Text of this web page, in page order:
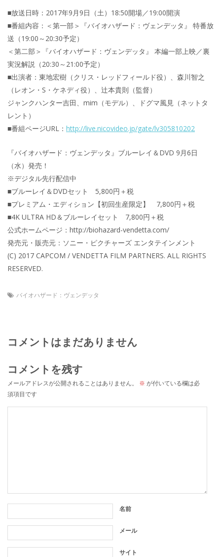
■放送日時：2017年9月9日（土）18:50開場／19:00開演
■番組内容：＜第一部＞『バイオハザード：ヴェンデッタ』 特番放
送（19:00～20:30予定）
＜第二部＞『バイオハザード：ヴェンデッタ』 本編一部上映／裏
実況解説（20:30～21:00予定）
■出演者：東地宏樹（クリス・レッドフィールド役）、森川智之
（レオン・S・ケネディ役）、辻本貴則（監督）
ジャンクハンター吉田、mim（モデル）、ドグマ風見（ネットタ
レント）
■番組ページURL： http://live.nicovideo.jp/gate/lv305810202
『バイオハザード：ヴェンデッタ』ブルーレイ＆DVD 9月6日
（水）発売！
※デジタル先行配信中
■ブルーレイ＆DVDセット 5,800円＋税
■プレミアム・エディション【初回生産限定】 7,800円＋税
■4K ULTRA HD＆ブルーレイセット 7,800円＋税
公式ホームページ：http://biohazard-vendetta.com/
発売元・販売元：ソニー・ピクチャーズ エンタテインメント
(C) 2017 CAPCOM / VENDETTA FILM PARTNERS. ALL RIGHTS
RESERVED.
バイオハザード：ヴェンデッタ
コメントはまだありません
コメントを残す
メールアドレスが公開されることはありません。 ※ が付いている欄は必
須項目です
名前
メール
サイト